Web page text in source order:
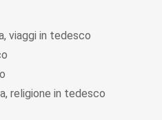
viaggi in tedesco
religione in tedesco